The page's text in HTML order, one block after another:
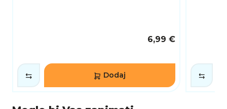
6,99 €
Dodaj